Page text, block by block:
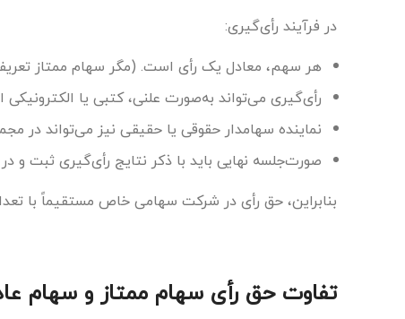
در فرآیند رأی‌گیری:
هر سهم، معادل یک رأی است. (مگر سهام ممتاز
رأی‌گیری می‌تواند به‌صورت علنی، کتبی یا الکترونیکی
نماینده سهامدار حقوقی یا حقیقی نیز می‌تواند در
صورت‌جلسه نهایی باید با ذکر نتایج رأی‌گیری ثبت و
بنابراین، حق رأی در شرکت سهامی خاص مستقیماً با
تفاوت حق رأی سهام ممتاز و